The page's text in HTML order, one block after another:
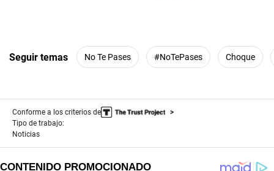
Seguir temas No Te Pases #NoTePases Choque
Conforme a los criterios de
Tipo de trabajo:
Noticias